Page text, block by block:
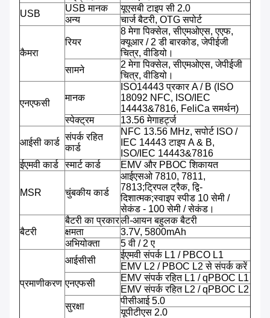
USB
USB मानक
यूएसबी टाइप सी 2.0
अन्य
चार्ज बैटरी, OTG सपोर्ट
कैमरा
रियर
8 मेगा पिक्सेल, सीएमओएस, एएफ,
क्यूआर / 2 डी बारकोड, जेपीईजी
चित्र, वीडियो।
सामने
2 मेगा पिक्सेल, सीएमओएस, जेपीईजी
चित्र, वीडियो।
एनएफसी
मानक
ISO14443 प्रकार A / B (ISO
18092 NFC, ISO/IEC
14443&7816, FeliCa समर्थन)
स्पेक्ट्रम
13.56 मेगाहर्ट्ज
आईसी कार्ड
संपर्क रहित
कार्ड
NFC 13.56 MHz, सपोर्ट ISO /
IEC 14443 टाइप A & B,
ISO/IEC 14443&7816
ईएमवी कार्ड
स्मार्ट कार्ड EMV और PBOC शिकायत
MSR चुंबकीय कार्ड
आईएसओ 7810, 7811,
7813;ट्रिपल ट्रैक, द्वि-
दिशात्मक;स्वाइप स्पीड 10 सेमी /
सेकंड - 100 सेमी / सेकंड।
बैटरी
बैटरी का प्रकारली-आयन बहुलक बैटरी
क्षमता
3.7V, 5800mAh
अभियोक्ता
5 वी / 2 ए
प्रमाणीकरण
आईसीसी
ईएमवी संपर्क L1 / PBCO L1
EMV L2 / PBOC L2 से संपर्क करें
एनएफसी
EMV संपर्क रहित L1 / qPBOC L1
EMV संपर्क रहित L2 / qPBOC L2
सुरक्षा
पीसीआई 5.0
यूपीटीएस 2.0